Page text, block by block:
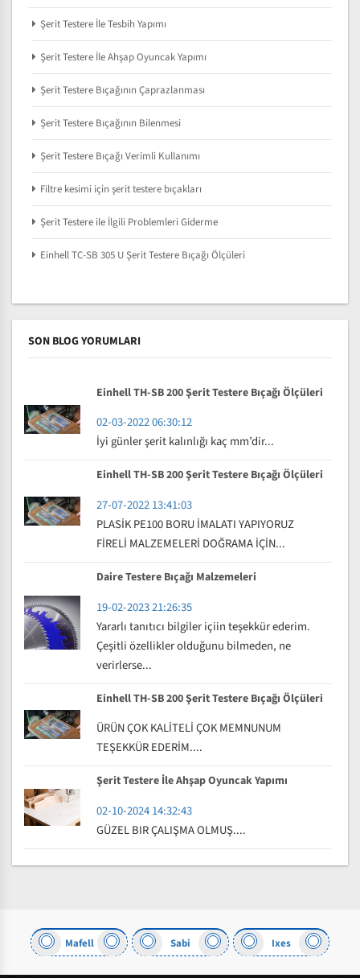
Şerit Testere İle Tesbih Yapımı
Şerit Testere İle Ahşap Oyuncak Yapımı
Şerit Testere Bıçağının Çaprazlanması
Şerit Testere Bıçağının Bilenmesi
Şerit Testere Bıçağı Verimli Kullanımı
Filtre kesimi için şerit testere bıçakları
Şerit Testere ile İlgili Problemleri Giderme
Einhell TC-SB 305 U Şerit Testere Bıçağı Ölçüleri
SON BLOG YORUMLARI
Einhell TH-SB 200 Şerit Testere Bıçağı Ölçüleri
02-03-2022 06:30:12
İyi günler şerit kalınlığı kaç mm’dir...
Einhell TH-SB 200 Şerit Testere Bıçağı Ölçüleri
27-07-2022 13:41:03
PLASİK PE100 BORU İMALATI YAPIYORUZ
FİRELİ MALZEMELERİ DOĞRAMA İÇİN...
Daire Testere Bıçağı Malzemeleri
19-02-2023 21:26:35
Yararlı tanıtıcı bilgiler içiin teşekkür ederim.
Çeşitli özellikler olduğunu bilmeden, ne
verirlerse...
Einhell TH-SB 200 Şerit Testere Bıçağı Ölçüleri
ÜRÜN ÇOK KALİTELİ ÇOK MEMNUNUM
TEŞEKKÜR EDERİM....
Şerit Testere İle Ahşap Oyuncak Yapımı
02-10-2024 14:32:43
GÜZEL BIR ÇALIŞMA OLMUŞ....
Mafell Sabi Ixes